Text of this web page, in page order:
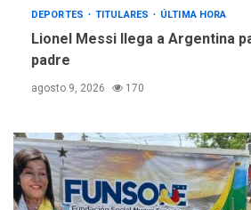
DEPORTES TITULARES ÚLTIMA HORA
Lionel Messi llega a Argentina
padre
agosto 9, 2026 170